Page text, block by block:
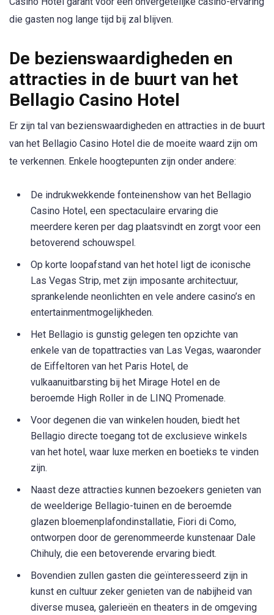
die gasten nog lange tijd bij zal blijven.
De bezienswaardigheden en
attracties in de buurt van het
Bellagio Casino Hotel
Er zijn tal van bezienswaardigheden en attracties in de buurt
van het Bellagio Casino Hotel die de moeite waard zijn om
te verkennen. Enkele hoogtepunten zijn onder andere:
De indrukwekkende fonteinenshow van het Bellagio
Casino Hotel, een spectaculaire ervaring die
meerdere keren per dag plaatsvindt en zorgt voor een
betoverend schouwspel.
Op korte loopafstand van het hotel ligt de iconische
Las Vegas Strip, met zijn imposante architectuur,
sprankelende neonlichten en vele andere casino’s en
entertainmentmogelijkheden.
Het Bellagio is gunstig gelegen ten opzichte van
enkele van de topattracties van Las Vegas, waaronder
de Eiffeltoren van het Paris Hotel, de
vulkaanuitbarsting bij het Mirage Hotel en de
beroemde High Roller in de LINQ Promenade.
Voor degenen die van winkelen houden, biedt het
Bellagio directe toegang tot de exclusieve winkels
van het hotel, waar luxe merken en boetieks te vinden
zijn.
Naast deze attracties kunnen bezoekers genieten van
de weelderige Bellagio-tuinen en de beroemde
glazen bloemenplafondinstallatie, Fiori di Como,
ontworpen door de gerenommeerde kunstenaar Dale
Chihuly, die een betoverende ervaring biedt.
Bovendien zullen gasten die geïnteresseerd zijn in
kunst en cultuur zeker genieten van de nabijheid van
diverse musea, galerieën en theaters in de omgeving